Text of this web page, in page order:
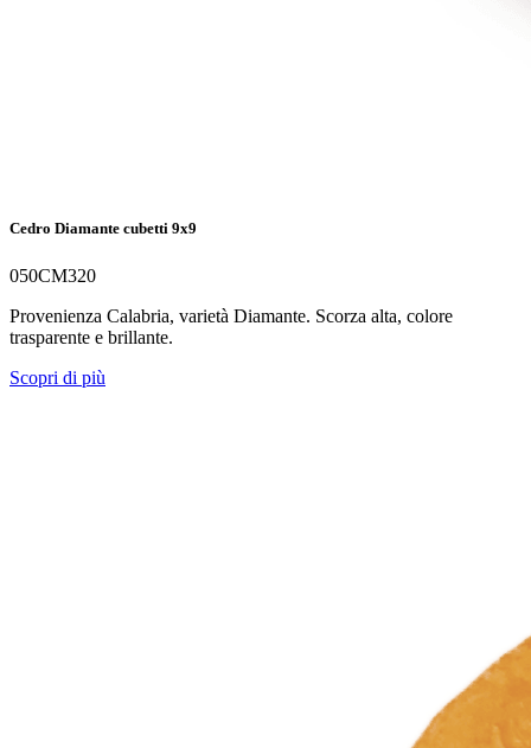
Cedro Diamante cubetti 9x9
050CM320
Provenienza Calabria, varietà Diamante. Scorza alta, colore
trasparente e brillante.
Scopri di più